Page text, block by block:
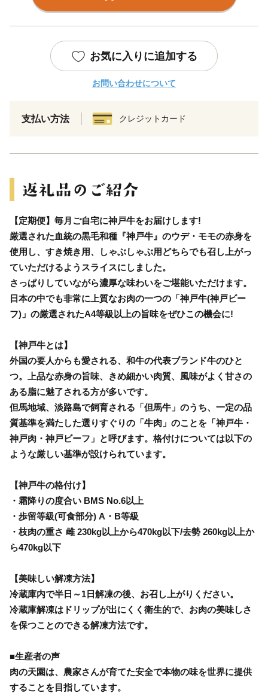
お気に入りに追加する
お問い合わせについて
支払い方法 クレジットカード
【定期便】毎月ご自宅に神戸牛をお届けします!
厳選された血統の黒毛和種『神戸牛』のウデ・モモの赤身を
使用し、すき焼き用、しゃぶしゃぶ用どちらでも召し上がっ
ていただけるようスライスにしました。
さっぱりしていながら濃厚な味わいをご堪能いただけます。
日本の中でも非常に上質なお肉の一つの「神戸牛(神戸ビー
フ)」の厳選されたA4等級以上の旨味をぜひこの機会に!
【神戸牛とは】
外国の要人からも愛される、和牛の代表ブランド牛のひと
つ。上品な赤身の旨味、きめ細かい肉質、風味がよく甘さの
ある脂に魅了される方が多いです。
但馬地域、淡路島で飼育される「但馬牛」のうち、一定の品
質基準を満たした選りすぐりの「牛肉」のことを「神戸牛・
神戸肉・神戸ビーフ」と呼びます。格付けについては以下の
ような厳しい基準が設けられています。
【神戸牛の格付け】
・霜降りの度合い BMS No.6以上
・歩留等級(可食部分) A・B等級
・枝肉の重さ 雌 230kg以上から470kg以下/去勢 260kg以上か
ら470kg以下
【美味しい解凍方法】
冷蔵庫内で半日～1日解凍の後、お召し上がりください。
冷蔵庫解凍はドリップが出にくく衛生的で、お肉の美味しさ
を保つことのできる解凍方法です。
■生産者の声
肉の天園は、農家さんが育てた安全で本物の味を世界に提供
することを目指しています。